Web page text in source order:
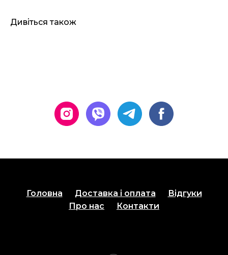
Дивіться також
Головна Доставка і оплата
Відгуки
Про нас
Контакти